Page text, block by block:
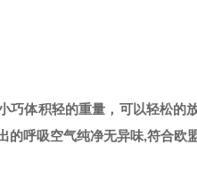
巧体积轻的重量，可以轻松的
呼吸空气纯净无异味,符合欧